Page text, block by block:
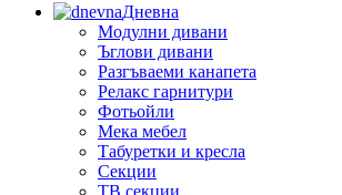
Дневна
Модулни дивани
Ъглови дивани
Разгъваеми канапета
Релакс гарнитури
Фотьойли
Мека мебел
Табуретки и кресла
Секции
ТВ секции